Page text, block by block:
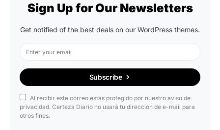
Sign Up for Our Newsletters
Get notified of the best deals on our WordPress themes.
Subscribe
Al recibir este correo estás protegido por nuestro aviso de
privacidad. Certeza Diario no usará tu dirección de e-mail para
otros fines.